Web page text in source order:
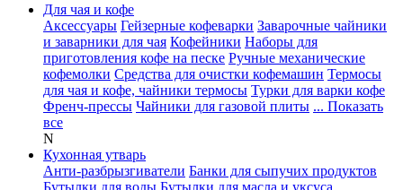
Для чая и кофе
Аксессуары Гейзерные кофеварки Заварочные чайники
и заварники для чая Кофейники Наборы для
приготовления кофе на песке Ручные механические
кофемолки Средства для очистки кофемашин Термосы
для чая и кофе, чайники термосы Турки для варки кофе
Френч-прессы Чайники для газовой плиты ... Показать
все
N
Кухонная утварь
Анти-разбрызгиватели Банки для сыпучих продуктов
Бутылки для воды Бутылки для масла и уксуса